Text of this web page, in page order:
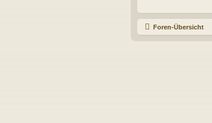
Foren-Übersicht